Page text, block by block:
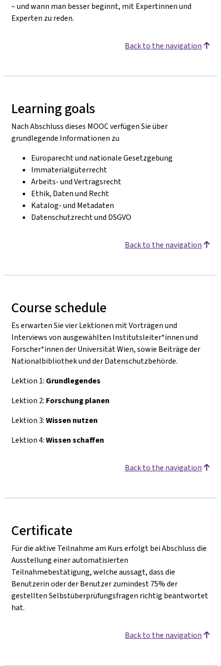
– und wann man besser beginnt, mit Expertinnen und
Experten zu reden.
Back to the navigation
Learning goals
Nach Abschluss dieses MOOC verfügen Sie über
grundlegende Informationen zu
Europarecht und nationale Gesetzgebung
Immaterialgüterrecht
Arbeits- und Vertragsrecht
Ethik, Daten und Recht
Katalog- und Metadaten
Datenschutzrecht und DSGVO
Back to the navigation
Course schedule
Es erwarten Sie vier Lektionen mit Vorträgen und
Interviews von ausgewählten Institutsleiter*innen und
Forscher*innen der Universität Wien, sowie Beiträge der
Nationalbibliothek und der Datenschutzbehörde.
Lektion 1: Grundlegendes
Lektion 2: Forschung planen
Lektion 3:Wissen nutzen
Lektion 4:Wissen schaffen
Back to the navigation
Certificate
Für die aktive Teilnahme am Kurs erfolgt bei Abschluss die
Ausstellung einer automatisierten
Teilnahmebestätigung, welche aussagt, dass die
Benutzerin oder der Benutzer zumindest 75% der
gestellten Selbstüberprüfungsfragen richtig beantwortet
hat.
Back to the navigation